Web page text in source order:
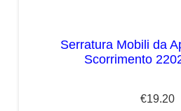
Serratura Mobili da
Scorrimento
€19.20